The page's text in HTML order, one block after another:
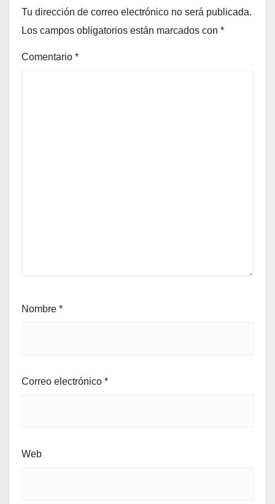
Tu dirección de correo electrónico no será publicada.
Los campos obligatorios están marcados con *
Comentario *
Nombre *
Correo electrónico *
Web